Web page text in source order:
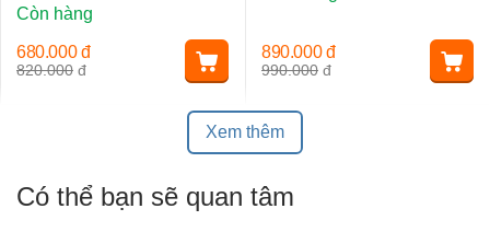
Còn hàng
820.000 đ
680.000 đ
990.000 đ
890.000 đ
Xem thêm
Có thể bạn sẽ quan tâm